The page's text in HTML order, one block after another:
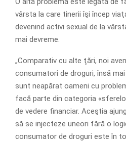
vârsta la care tinerii îşi încep
devenind activi sexual de la
mai devre­me.
„Comparativ cu alte ţări, noi
consumatori de dro­guri, însă
sunt neapărat oameni cu
facă parte din categoria
de vedere financiar. Aceştia
să se in­jecteze uneori fără o
consumator de droguri este în